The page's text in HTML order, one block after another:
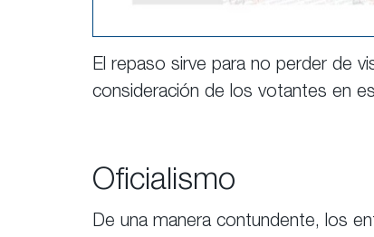
El repaso sirve para no perder de
consideración de los votantes en
Oficialismo
De una manera contundente, los